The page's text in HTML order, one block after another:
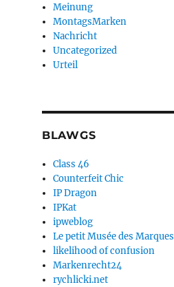
Meinung
MontagsMarken
Nachricht
Uncategorized
Urteil
BLAWGS
Class 46
Counterfeit Chic
IP Dragon
IPKat
ipweblog
Le petit Musée des Marques
likelihood of confusion
Markenrecht24
rychlicki.net